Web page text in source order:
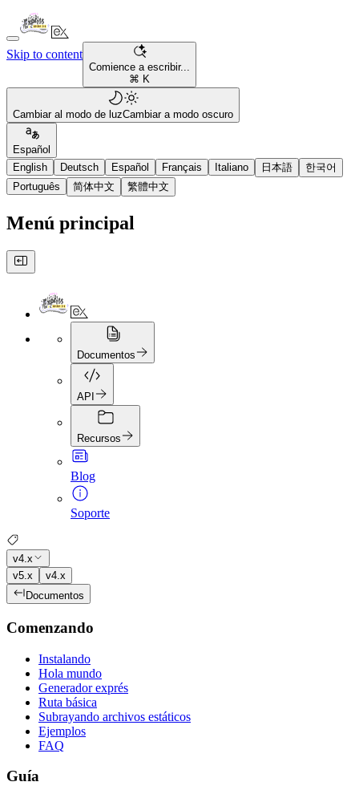
Skip to content
Comience a escribir...
⌘ K
Cambiar al modo de luzCambiar a modo oscuro
Español
English
Deutsch Español Français Italiano 日本語
한국어
Português
简体中文 繁體中文
Menú principal
Documentos
API
Recursos
Blog
Soporte
v4.x
v5.x
v4.x
Documentos
Comenzando
Instalando
Hola mundo
Generador exprés
Ruta básica
Subrayando archivos estáticos
Ejemplos
FAQ
Guía